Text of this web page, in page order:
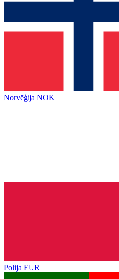
Norvēģija NOK
Polija EUR